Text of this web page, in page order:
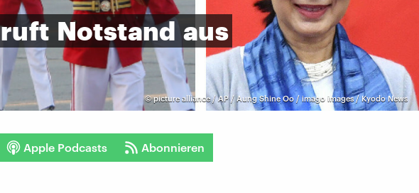
©picture alliance / AP / Aung Shine Oo / imago images / Kyodo News
ruft Notstand aus
Apple Podcasts Abonnieren